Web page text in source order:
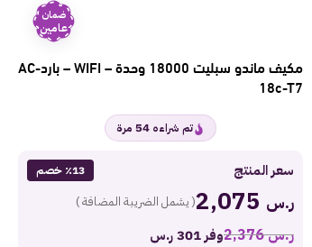
ضمان
عامين
مكيف ماندو سبليت 18000 وحدة – WIFI – باردAC-
18c-T7
تم شراءه 54 مرة
سعر المنتج ٪13 خصم
ر.س ( يشمل الضريبة المضافة )
ر.س2,376 وفر 301 ر.س